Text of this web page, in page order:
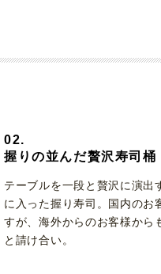
02.
握りの並んだ贅沢寿司桶
テーブルを一段と贅沢に演出
に入った握り寿司。国内のお
すが、海外からのお客様から
と請け合い。